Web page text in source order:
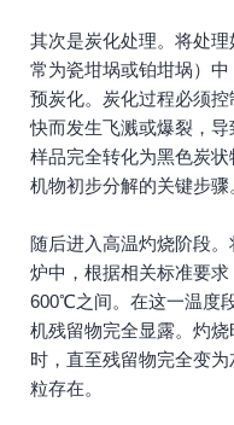
其次是炭化处理。将处
常为瓷坩埚或铂坩埚）
预炭化。炭化过程必须
快而发生飞溅或爆裂，
样品完全转化为黑色炭
机物初步分解的关键步骤
随后进入高温灼烧阶段
炉中，根据相关标准要
600℃之间。在这一温度
机残留物完全显露。灼
时，直至残留物完全变
粒存在。